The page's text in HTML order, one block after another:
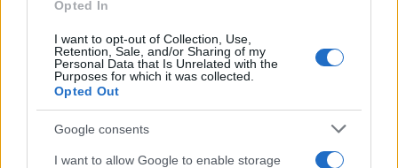
Opted In
I want to opt-out of Collection, Use,
Retention, Sale, and/or Sharing of my
Personal Data that Is Unrelated with the
Purposes for which it was collected.
Opted Out
Google consents
I want to allow Google to enable storage
Post mortem
Bergendy Péter 2021-ben bemutatott filmje az első igazi
magyar horrorfilm, mely egy különleges korban, az első
világháború és a spanyolnáthajárvány után játszódik.